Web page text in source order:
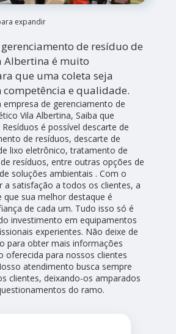
expandir
de resíduo de
Albertina é muito
que uma coleta seja
competência e qualidade.
empresa de gerenciamento de
Vila Albertina, Saiba que
é possível descarte de
de resíduos, descarte de
lixo eletrônico, tratamento de
resíduos, entre outras opções de
soluções ambientais . Com o
a satisfação a todos os clientes, a
que sua melhor destaque é
de cada um. Tudo isso só é
investimento em equipamentos
experientes. Não deixe de
para obter mais informações
oferecida para nossos clientes
atendimento busca sempre
clientes, deixando-os amparados
do ramo.